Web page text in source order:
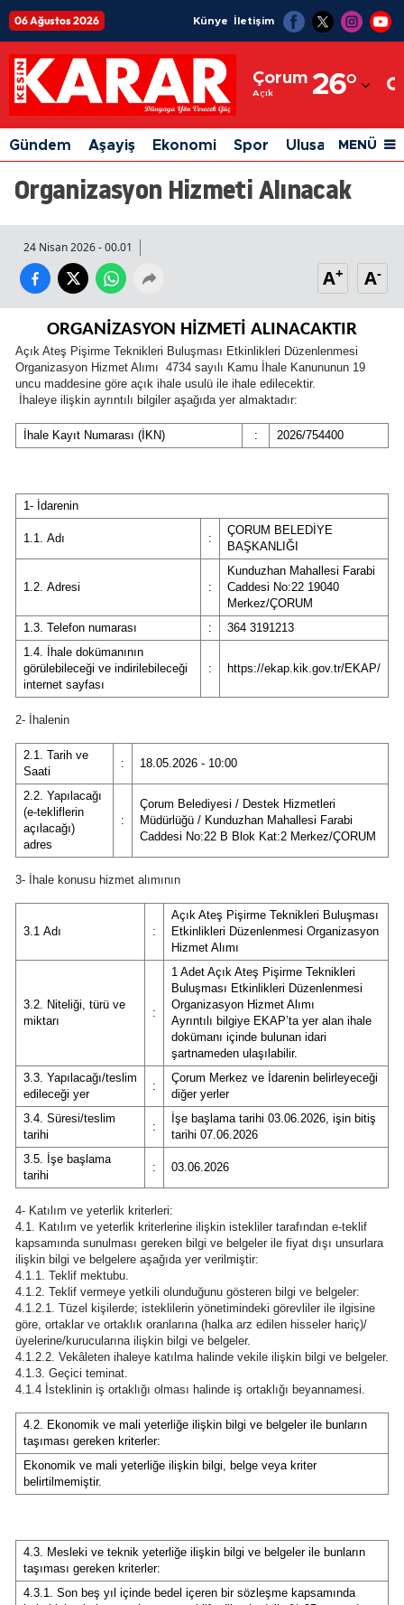
06 Ağustos 2026 Künye İletişim
Çorum
Açık 26°
Adıyaman
Afyonkarahisar
Ağrı
Amasya
Artvin
Aydın
Balıkesir
Bilecik
Bitlis
Bolu
Burdur
Bursa
Çanakkale
Diyarbakır
Edirne
Erzincan
Erzurum
Eskişehir
Gaziantep
Giresun
Hakkari
Mersin
İzmir
Kars
Kastamonu
Kayseri
Kırklareli
Kırşehir
Kocaeli
Gündem Aşayiş Ekonomi Spor Ulusal Siyaset
MENÜ
Organizasyon Hizmeti Alınacak
24 Nisan 2026 - 00.01
A+ A-
ORGANİZASYON HİZMETİ ALINACAKTIR
Açık Ateş Pişirme Teknikleri Buluşması Etkinlikleri Düzenlenmesi
Organizasyon Hizmet Alımı 4734 sayılı Kamu İhale Kanununun 19
uncu maddesine göre açık ihale usulü ile ihale edilecektir.
İhaleye ilişkin ayrıntılı bilgiler aşağıda yer almaktadır:
İhale Kayıt Numarası (İKN) : 2026/754400
1- İdarenin
1.1. Adı :
ÇORUM BELEDİYE
BAŞKANLIĞI
1.2. Adresi :
Kunduzhan Mahallesi Farabi
Caddesi No:22 19040
Merkez/ÇORUM
1.3. Telefon numarası
:
364 3191213
1.4. İhale dokümanının
görülebileceği ve indirilebileceği
internet sayfası
: https://ekap.kik.gov.tr/EKAP/
2- İhalenin
2.1. Tarih ve
Saati
: 18.05.2026 - 10:00
2.2. Yapılacağı
(e-tekliflerin
açılacağı)
adres
:
Çorum Belediyesi / Destek Hizmetleri
Müdürlüğü / Kunduzhan Mahallesi Farabi
Caddesi No:22 B Blok Kat:2 Merkez/ÇORUM
3- İhale konusu hizmet alımının
3.1 Adı :
Açık Ateş Pişirme Teknikleri Buluşması
Etkinlikleri Düzenlenmesi Organizasyon
Hizmet Alımı
3.2. Niteliği, türü ve
miktarı
:
1 Adet Açık Ateş Pişirme Teknikleri
Buluşması Etkinlikleri Düzenlenmesi
Organizasyon Hizmet Alımı
Ayrıntılı bilgiye EKAP’ta yer alan ihale
dokümanı içinde bulunan idari
şartnameden ulaşılabilir.
3.3. Yapılacağı/teslim
edileceği yer
:
Çorum Merkez ve İdarenin belirleyeceği
diğer yerler
3.4. Süresi/teslim
tarihi
:
İşe başlama tarihi 03.06.2026, işin bitiş
tarihi 07.06.2026
3.5. İşe başlama
tarihi
: 03.06.2026
4- Katılım ve yeterlik kriterleri:
4.1. Katılım ve yeterlik kriterlerine ilişkin istekliler tarafından e-teklif
kapsamında sunulması gereken bilgi ve belgeler ile fiyat dışı unsurlara
ilişkin bilgi ve belgelere aşağıda yer verilmiştir:
4.1.1. Teklif mektubu.
4.1.2. Teklif vermeye yetkili olunduğunu gösteren bilgi ve belgeler:
4.1.2.1. Tüzel kişilerde; isteklilerin yönetimindeki görevliler ile ilgisine
göre, ortaklar ve ortaklık oranlarına (halka arz edilen hisseler hariç)/
üyelerine/kurucularına ilişkin bilgi ve belgeler.
4.1.2.2. Vekâleten ihaleye katılma halinde vekile ilişkin bilgi ve belgeler.
4.1.3. Geçici teminat.
4.1.4 İsteklinin iş ortaklığı olması halinde iş ortaklığı beyannamesi.
4.2. Ekonomik ve mali yeterliğe ilişkin bilgi ve belgeler ile bunların
taşıması gereken kriterler:
Ekonomik ve mali yeterliğe ilişkin bilgi, belge veya kriter
belirtilmemiştir.
4.3. Mesleki ve teknik yeterliğe ilişkin bilgi ve belgeler ile bunların
taşıması gereken kriterler:
4.3.1. Son beş yıl içinde bedel içeren bir sözleşme kapsamında